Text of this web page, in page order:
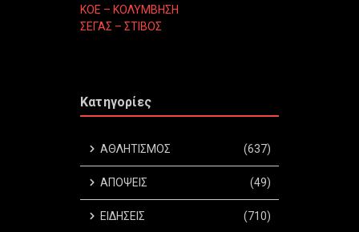
ΚΟΕ – ΚΟΛΥΜΒΗΣΗ
ΣΕΓΑΣ – ΣΤΙΒΟΣ
Κατηγορίες
ΑΘΛΗΤΙΣΜΟΣ (637)
ΑΠΟΨΕΙΣ (49)
ΕΙΔΗΣΕΙΣ (710)